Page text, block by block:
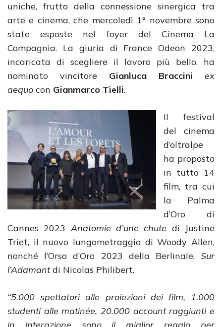
uniche, frutto della connessione sinergica tra
arte e cinema, che mercoledì 1° novembre sono
state esposte nel foyer del Cinema La
Compagnia. La giuria di France Odeon 2023,
incaricata di scegliere il lavoro più bello, ha
nominato vincitore Gianluca Braccini
ex
aequo con Gianmarco Tielli.
Il festival
del cinema
d’oltralpe
ha proposto
in tutto 14
film, tra cui
la Palma
d’Oro di
Cannes 2023Anatomie d’une chute di Justine
Triet, il nuovo lungometraggio di Woody Allen,
nonché l’Orso d’Oro 2023 della Berlinale, Sur
l’Adamantdi Nicolas Philibert.
“5.000 spettatori alle proiezioni dei film, 1.000
studenti alle matinée, 20.000 account raggiunti e